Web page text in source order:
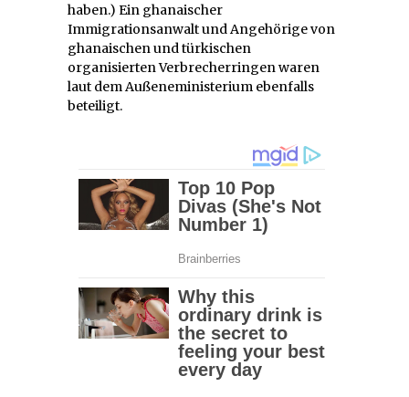
haben.) Ein ghanaischer
Immigrationsanwalt und Angehörige von
ghanaischen und türkischen
organisierten Verbrecherringen waren
laut dem Außeneministerium ebenfalls
beteiligt.